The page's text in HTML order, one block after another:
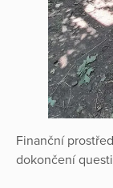
Finanční
dokončení